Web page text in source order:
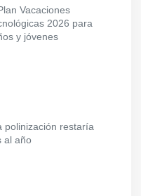
Vacaciones
2026 para
y jóvenes
polinización restaría
al año